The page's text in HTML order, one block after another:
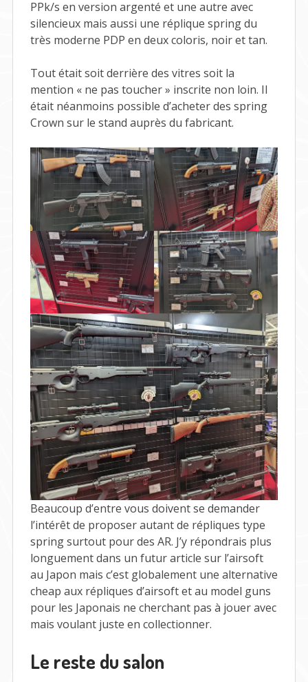
PPk/s en version argenté et une autre avec
silencieux mais aussi une réplique spring du
très moderne PDP en deux coloris, noir et tan.
Tout était soit derrière des vitres soit la
mention « ne pas toucher » inscrite non loin. Il
était néanmoins possible d’acheter des spring
Crown sur le stand auprès du fabricant.
Beaucoup d’entre vous doivent se demander
l’intérêt de proposer autant de répliques type
spring surtout pour des AR. J’y répondrais plus
longuement dans un futur article sur l’airsoft
au Japon mais c’est globalement une alternative
cheap aux répliques d’airsoft et au model guns
pour les Japonais ne cherchant pas à jouer avec
mais voulant juste en collectionner.
Le reste du salon